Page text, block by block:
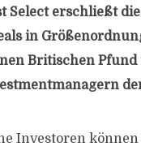
Select erschließt
in
Britischen Pfund
Investoren können